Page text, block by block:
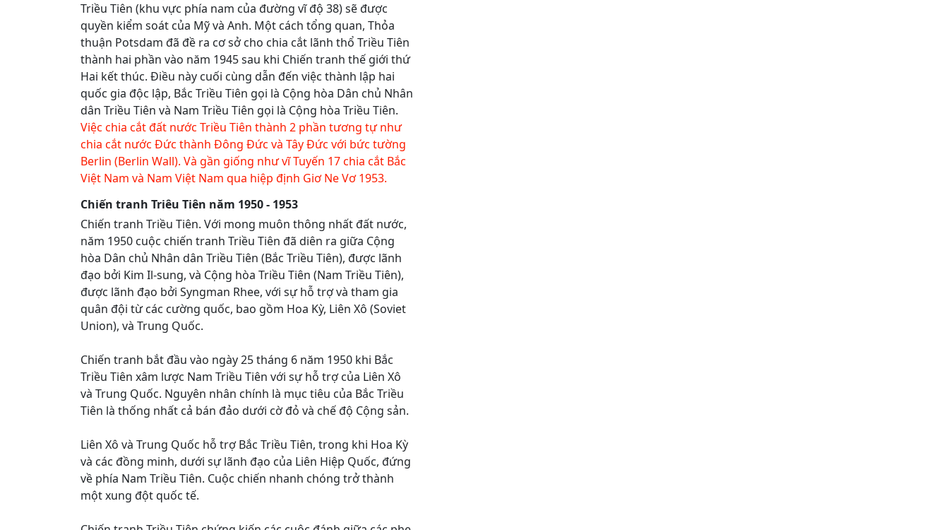
Triều Tiên (khu vực phía nam của đường vĩ độ 38) sẽ được
quyền kiểm soát của Mỹ và Anh. Một cách tổng quan, Thỏa
thuận Potsdam đã đề ra cơ sở cho chia cắt lãnh thổ Triều Tiên
thành hai phần vào năm 1945 sau khi Chiến tranh thế giới thứ
Hai kết thúc. Điều này cuối cùng dẫn đến việc thành lập hai
quốc gia độc lập, Bắc Triều Tiên gọi là Cộng hòa Dân chủ Nhân
dân Triều Tiên và Nam Triều Tiên gọi là Cộng hòa Triều Tiên.
Việc chia cắt đất nước Triều Tiên thành 2 phần tương tự như
chia cắt nước Đức thành Đông Đức và Tây Đức với bức tường
Berlin (Berlin Wall). Và gần giống như vĩ Tuyến 17 chia cắt Bắc
Việt Nam và Nam Việt Nam qua hiệp định Giơ Ne Vơ 1953.
Chiến tranh Triêu Tiên năm 1950 - 1953
Chiến tranh Triều Tiên. Với mong muôn thông nhất đất nước,
năm 1950 cuộc chiến tranh Triều Tiên đã diên ra giữa Cộng
hòa Dân chủ Nhân dân Triều Tiên (Bắc Triều Tiên), được lãnh
đạo bởi Kim Il-sung, và Cộng hòa Triều Tiên (Nam Triều Tiên),
được lãnh đạo bởi Syngman Rhee, với sự hỗ trợ và tham gia
quân đội từ các cường quốc, bao gồm Hoa Kỳ, Liên Xô (Soviet
Union), và Trung Quốc.
Chiến tranh bắt đầu vào ngày 25 tháng 6 năm 1950 khi Bắc
Triều Tiên xâm lược Nam Triều Tiên với sự hỗ trợ của Liên Xô
và Trung Quốc. Nguyên nhân chính là mục tiêu của Bắc Triều
Tiên là thống nhất cả bán đảo dưới cờ đỏ và chế độ Cộng sản.
Liên Xô và Trung Quốc hỗ trợ Bắc Triều Tiên, trong khi Hoa Kỳ
và các đồng minh, dưới sự lãnh đạo của Liên Hiệp Quốc, đứng
về phía Nam Triều Tiên. Cuộc chiến nhanh chóng trở thành
một xung đột quốc tế.